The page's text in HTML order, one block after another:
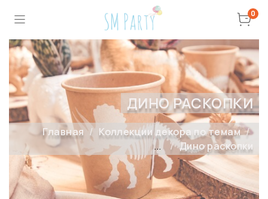
0
ДИНО РАСКОПКИ
Главная
Коллекции декора по темам
...
Дино раскопки